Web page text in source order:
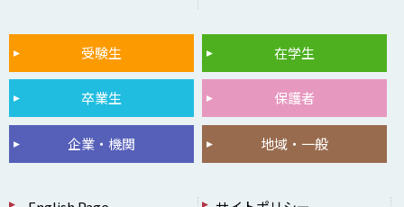
受験生 在学生
卒業生 保護者
企業・機関 地域・一般